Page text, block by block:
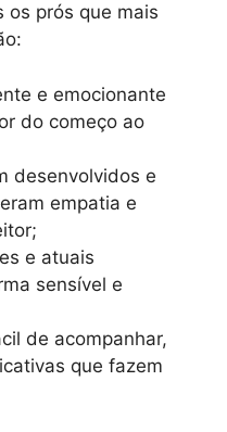
os prós que mais
e emocionante
do começo ao
desenvolvidos e
empatia e
e atuais
sensível e
de acompanhar,
que fazem